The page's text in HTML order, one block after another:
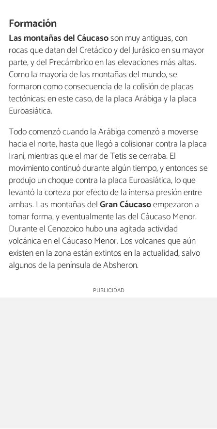
Formación
Las montañas del Cáucasoson muy antiguas, con
rocas que datan del Cretácico y del Jurásico en su mayor
parte, y del Precámbrico en las elevaciones más altas.
Como la mayoría de las montañas del mundo, se
formaron como consecuencia de la colisión de placas
tectónicas; en este caso, de la placa Arábiga y la placa
Euroasiática.
Todo comenzó cuando la Arábiga comenzó a moverse
hacia el norte, hasta que llegó a colisionar contra la placa
Iraní, mientras que el mar de Tetis se cerraba. El
movimiento continuó durante algún tiempo, y entonces se
produjo un choque contra la placa Euroasiática, lo que
levantó la corteza por efecto de la intensa presión entre
ambas. Las montañas delGranCáucasoempezaron a
tomar forma, y eventualmente las del Cáucaso Menor.
Durante el Cenozoico hubo una agitada actividad
volcánica en el Cáucaso Menor. Los volcanes que aún
existen en la zona están extintos en la actualidad, salvo
algunos de la península de Absheron.